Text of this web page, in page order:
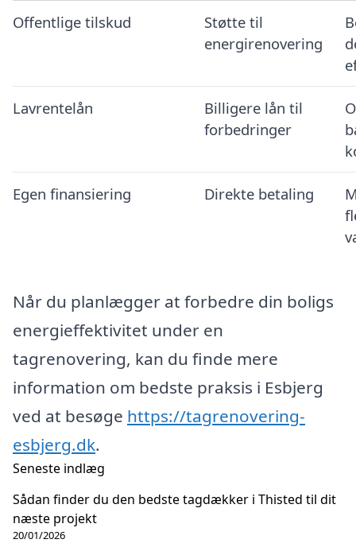
Offentlige tilskud
Støtte til
energirenovering
Lavrentelån
Billigere lån til
forbedringer
Egen finansiering Direkte betaling
Når du planlægger at forbedre din boligs
energieffektivitet under en
tagrenovering, kan du finde mere
information om bedste praksis i Esbjerg
ved at besøge https://tagrenovering-
esbjerg.dk.
Seneste indlæg
Sådan finder du den bedste tagdækker i Thisted til dit
næste projekt
20/01/2026